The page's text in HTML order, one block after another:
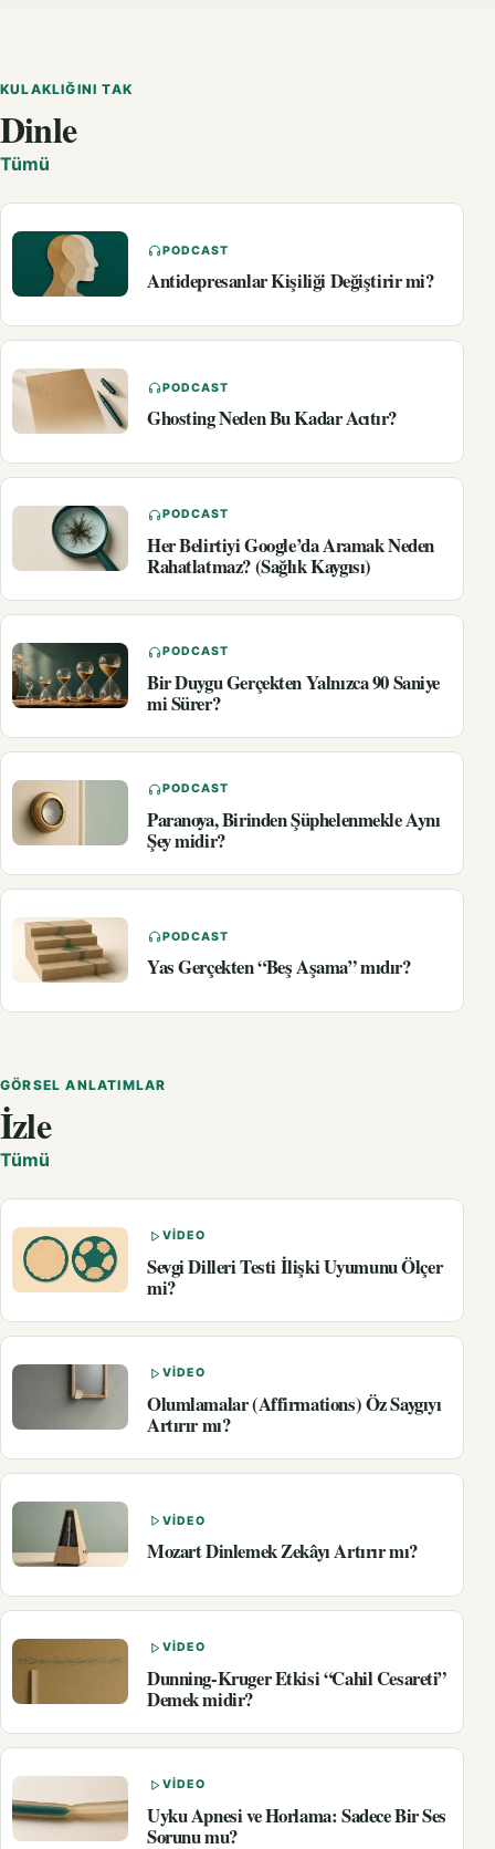
KULAKLIĞINI TAK
Dinle
Tümü
PODCAST
Antidepresanlar Kişiliği Değiştirir mi?
PODCAST
Ghosting Neden Bu Kadar Acıtır?
PODCAST
Her Belirtiyi Google’da Aramak Neden
Rahatlatmaz? (Sağlık Kaygısı)
PODCAST
Bir Duygu Gerçekten Yalnızca 90 Saniye
mi Sürer?
PODCAST
Paranoya, Birinden Şüphelenmekle Aynı
Şey midir?
PODCAST
Yas Gerçekten “Beş Aşama” mıdır?
GÖRSEL ANLATIMLAR
İzle
Tümü
VIDEO
Sevgi Dilleri Testi İlişki Uyumunu Ölçer
mi?
VIDEO
Olumlamalar (Affirmations) Öz Saygıyı
Artırır mı?
VIDEO
Mozart Dinlemek Zekâyı Artırır mı?
VIDEO
Dunning-Kruger Etkisi “Cahil Cesareti”
Demek midir?
VIDEO
Uyku Apnesi ve Horlama: Sadece Bir Ses
Sorunu mu?